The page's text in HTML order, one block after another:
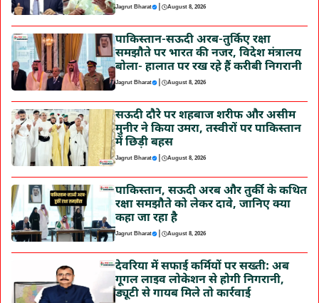
Jagrut Bharat | August 8, 2026
पाकिस्तान-सऊदी अरब-तुर्किए रक्षा
समझौते पर भारत की नजर, विदेश मंत्रालय
बोला- हालात पर रख रहे हैं करीबी निगरानी
Jagrut Bharat | August 8, 2026
सऊदी दौरे पर शहबाज शरीफ और असीम
मुनीर ने किया उमरा, तस्वीरों पर पाकिस्तान
में छिड़ी बहस
Jagrut Bharat | August 8, 2026
पाकिस्तान, सऊदी अरब और तुर्की के कथित
रक्षा समझौते को लेकर दावे, जानिए क्या
कहा जा रहा है
Jagrut Bharat | August 8, 2026
देवरिया में सफाई कर्मियों पर सख्ती: अब
गूगल लाइव लोकेशन से होगी निगरानी,
ड्यूटी से गायब मिले तो कार्रवाई